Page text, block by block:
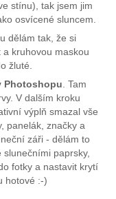
stínu), tak jsem jim
osvícené sluncem.
dělám tak, že si
kruhovou maskou
žluté.
Photoshopu . Tam
V dalším kroku
výplň smazal vše
panelák, značky a
záři - dělám to
paprsky,
fotky a nastavit krytí
hotové :-)